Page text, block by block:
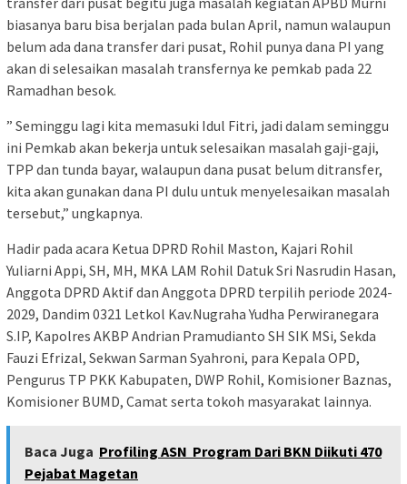
biasanya baru bisa berjalan pada bulan April, namun walaupun
belum ada dana transfer dari pusat, Rohil punya dana PI yang
akan di selesaikan masalah transfernya ke pemkab pada 22
Ramadhan besok.
” Seminggu lagi kita memasuki Idul Fitri, jadi dalam seminggu
ini Pemkab akan bekerja untuk selesaikan masalah gaji-gaji,
TPP dan tunda bayar, walaupun dana pusat belum ditransfer,
kita akan gunakan dana PI dulu untuk menyelesaikan masalah
tersebut,” ungkapnya.
Hadir pada acara Ketua DPRD Rohil Maston, Kajari Rohil
Yuliarni Appi, SH, MH, MKA LAM Rohil Datuk Sri Nasrudin Hasan,
Anggota DPRD Aktif dan Anggota DPRD terpilih periode 2024-
2029, Dandim 0321 Letkol Kav.Nugraha Yudha Perwiranegara
S.IP, Kapolres AKBP Andrian Pramudianto SH SIK MSi, Sekda
Fauzi Efrizal, Sekwan Sarman Syahroni, para Kepala OPD,
Pengurus TP PKK Kabupaten, DWP Rohil, Komisioner Baznas,
Komisioner BUMD, Camat serta tokoh masyarakat lainnya.
Baca Juga Profiling ASN Program Dari BKN Diikuti 470
Pejabat Magetan